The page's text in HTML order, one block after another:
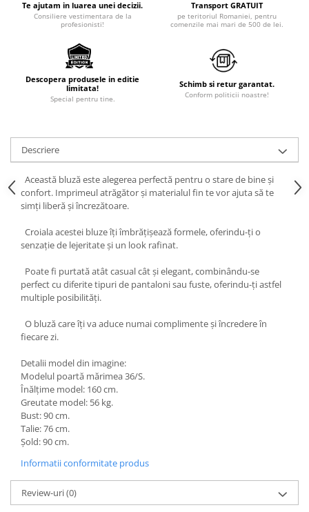
Te ajutam in luarea unei decizii.
Consiliere vestimentara de la
profesionisti!
Transport GRATUIT
pe teritoriul Romaniei, pentru
comenzile mai mari de 500 de lei.
Descopera produsele in editie
limitata!
Special pentru tine.
Schimb si retur garantat.
Conform politicii noastre!
Descriere
Această bluză este alegerea perfectă pentru o stare de bine și
confort. Imprimeul atrăgător și materialul fin te vor ajuta să te
simți liberă și încrezătoare.
Croiala acestei bluze îți îmbrățișează formele, oferindu-ți o
senzație de lejeritate și un look rafinat.
Poate fi purtată atât casual cât și elegant, combinându-se
perfect cu diferite tipuri de pantaloni sau fuste, oferindu-ți astfel
multiple posibilități.
O bluză care îți va aduce numai complimente și încredere în
fiecare zi.
Detalii model din imagine:
Modelul poartă mărimea 36/S.
Înălțime model: 160 cm.
Greutate model: 56 kg.
Bust: 90 cm.
Talie: 76 cm.
Șold: 90 cm.
Informatii conformitate produs
Review-uri(0)